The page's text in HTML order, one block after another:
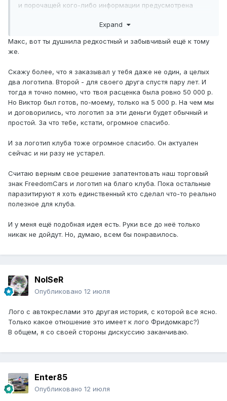
и порочащей кого-либо информации предусмотрена
изучению, ты сейчас аккуратно под нее попадаешь.
я отказался…Смешно все это.
Expand
Макс, вот ты душнила редкостный и забывчивый ещё к тому
же.
Скажу более, что я заказывал у тебя даже не один, а целых
два логотипа. Второй - для своего друга спустя пару лет. И
тогда я точно помню, что твоя расценка была ровно 50 000 р.
Но Виктор был готов, по-моему, только на 5 000 р. На чем мы
и договорились, что логотип за эти деньги будет обычный и
простой. За что тебе, кстати, огромное спасибо.
И за логотип клуба тоже огромное спасибо. Он актуален
сейчас и ни разу не устарел.
Считаю верным свое решение запатентовать наш торговый
знак FreedomCars и логотип на благо клуба. Пока остальные
паразитируют я хоть единственный кто сделал что-то реально
полезное для клуба.
И у меня ещё подобная идея есть. Руки все до неё только
никак не дойдут. Но, думаю, всем бы понравилось.
NoISeR
Опубликовано 12 июля
Лого с автокреслами это другая история, с которой все ясно.
Только какое отношение это имеет к лого Фридомкарс?)
В общем, я со своей стороны дискуссию заканчиваю.
Enter85
Опубликовано 12 июля